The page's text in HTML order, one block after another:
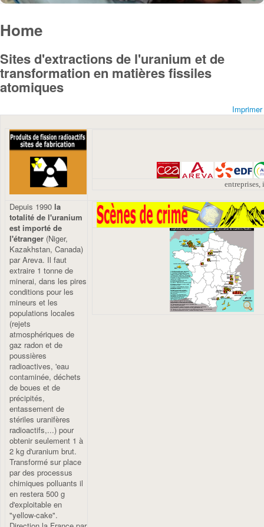
ON NE PACTISE PAS AVEC LE
CRIME, ON NE L'ACCOMPAGNE
PAS : ON LE COMBAT
L'EXPLOITATION DES MINES
D'URANIUM DETRUIT LES
TERRITOIRES ET LA VIE
Home
Sites d'extractions de l'uranium et de
transformation en matières fissiles
atomiques
Imprimer
entreprises,
Depuis 1990 la
totalité de l'uranium
est importé de
l'étranger (Niger,
Kazakhstan, Canada)
par Areva. Il faut
extraire 1 tonne de
minerai, dans les pires
conditions pour les
mineurs et les
populations locales
(rejets
atmosphériques de
gaz radon et de
poussières
radioactives, 'eau
contaminée, déchets
de boues et de
précipités,
entassement de
stériles uranifères
radioactifs,...) pour
obtenir seulement 1 à
2 kg d'uranium brut.
Transformé sur place
par des processus
chimiques polluants il
en restera 500 g
d'exploitable en
"yellow-cake".